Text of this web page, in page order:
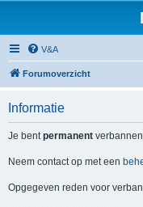
V&A
Forumoverzicht
Informatie
Je bentpermanent
Neem contact op met een
Opgegeven reden voor